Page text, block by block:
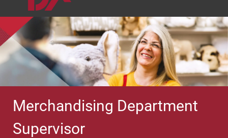
Merchandising Department
Supervisor